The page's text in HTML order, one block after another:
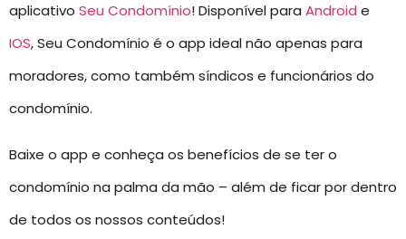
aplicativo Seu Condomínio! Disponível para Android e
IOS, Seu Condomínio é o app ideal não apenas para
moradores, como também síndicos e funcionários do
condomínio.
Baixe o app e conheça os benefícios de se ter o
condomínio na palma da mão – além de ficar por dentro
de todos os nossos conteúdos!